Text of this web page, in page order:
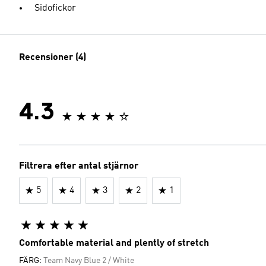
Sidofickor
Recensioner (4)
4.3
Filtrera efter antal stjärnor
5 4 3 2 1
Comfortable material and plently of stretch
FÄRG: Team Navy Blue 2 / White